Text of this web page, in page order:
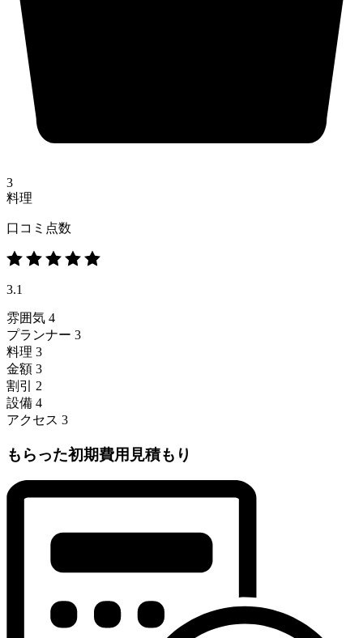
3
料理
口コミ点数
3.1
雰囲気 4
プランナー 3
料理 3
金額 3
割引
2
設備 4
アクセス 3
もらった初期費用見積もり